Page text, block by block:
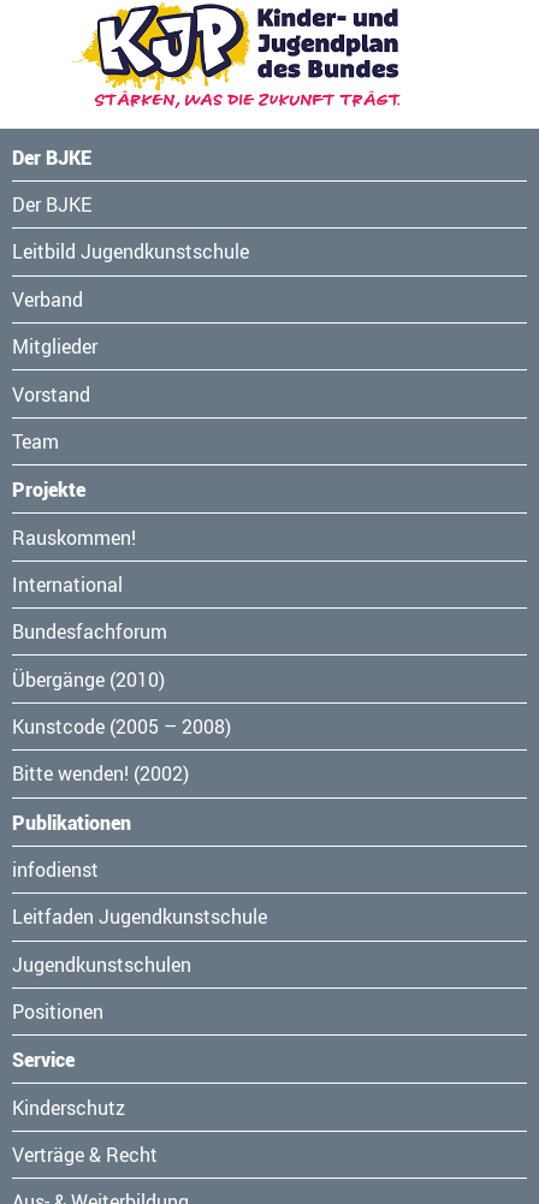
Der BJKE
Navigation
überspringen
Der BJKE
Leitbild Jugendkunstschule
Verband
Mitglieder
Vorstand
Team
Projekte
Navigation
überspringen
Rauskommen!
International
Bundesfachforum
Übergänge (2010)
Kunstcode (2005 – 2008)
Bitte wenden! (2002)
Publikationen
Navigation
überspringen
infodienst
Leitfaden Jugendkunstschule
Jugendkunstschulen
Positionen
Service
Navigation
überspringen
Kinderschutz
Verträge & Recht